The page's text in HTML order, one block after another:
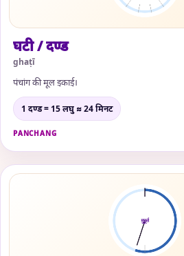
घटी / दण्ड
ghaṭī
पंचांग की मूल इकाई।
1 दण्ड = 15 लघु ≈ 24 मिनट
PANCHANG